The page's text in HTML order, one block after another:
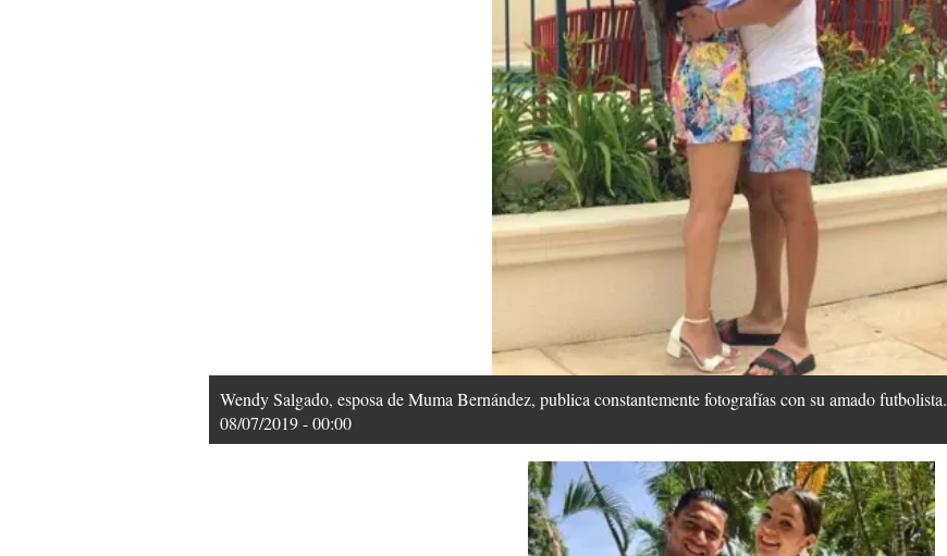
Wendy Salgado, esposa de Muma Bernández, publica constantemente fotografías con su amado futbolista.
08/07/2019 - 00:00